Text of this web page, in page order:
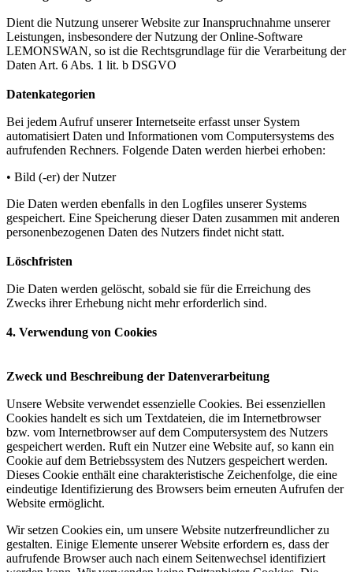
Dient die Nutzung unserer Website zur Inanspruchnahme unserer
Leistungen, insbesondere der Nutzung der Online-Software
LEMONSWAN, so ist die Rechtsgrundlage für die Verarbeitung der
Daten Art. 6 Abs. 1 lit. b DSGVO
Datenkategorien
Bei jedem Aufruf unserer Internetseite erfasst unser System
automatisiert Daten und Informationen vom Computersystems des
aufrufenden Rechners. Folgende Daten werden hierbei erhoben:
• Bild (-er) der Nutzer
Die Daten werden ebenfalls in den Logfiles unserer Systems
gespeichert. Eine Speicherung dieser Daten zusammen mit anderen
personenbezogenen Daten des Nutzers findet nicht statt.
Löschfristen
Die Daten werden gelöscht, sobald sie für die Erreichung des
Zwecks ihrer Erhebung nicht mehr erforderlich sind.
4. Verwendung von Cookies
Zweck und Beschreibung der Datenverarbeitung
Unsere Website verwendet essenzielle Cookies. Bei essenziellen
Cookies handelt es sich um Textdateien, die im Internetbrowser
bzw. vom Internetbrowser auf dem Computersystem des Nutzers
gespeichert werden. Ruft ein Nutzer eine Website auf, so kann ein
Cookie auf dem Betriebssystem des Nutzers gespeichert werden.
Dieses Cookie enthält eine charakteristische Zeichenfolge, die eine
eindeutige Identifizierung des Browsers beim erneuten Aufrufen der
Website ermöglicht.
Wir setzen Cookies ein, um unsere Website nutzerfreundlicher zu
gestalten. Einige Elemente unserer Website erfordern es, dass der
aufrufende Browser auch nach einem Seitenwechsel identifiziert